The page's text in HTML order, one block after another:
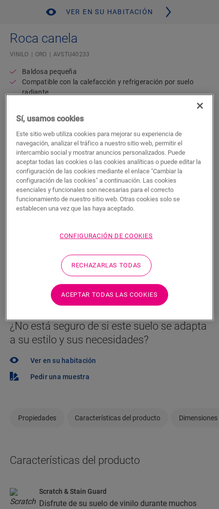
VER EN SU HABITACIÓN
Roca canela
VINILO ORO AVSTU40233
Baldosa pequeña
Compatible con la calefacción y refrigeración por suelo
radiante
Capa de subsuelo acoplada
Resistente al agua
47,02€/m²
P.V.P Recomendado ( IVA incluido)
Encuentre un tienda cerca
¿Quiere ver este suelo en la vida real? ¿Le queda
BUSCAR
¿No está seguro de si este suelo se adapta
a su estilo y sus necesidades?
Ver en su habitación
Pedir una muestra
Propiedades Características del producto Dimensiones
Características del producto
Scratch & Stain Guard
Disfrute de su suelo de vinilo durante muchos
Sí, usamos cookies
Este sitio web utiliza cookies para mejorar su experiencia de
navegación, analizar el tráfico a nuestro sitio web, permitir el
intercambio social y mostrar anuncios personalizados. Puede
aceptar todas las cookies o las cookies analíticas o puede editar la
configuración de las cookies mediante el enlace "Cambiar la
configuración de las cookies" a continuación. Las cookies
esenciales y funcionales son necesarias para el correcto
funcionamiento de nuestro sitio web. Otras cookies solo se
establecen una vez que las haya aceptado.
CONFIGURACIÓN DE COOKIES
RECHAZARLAS TODAS
ACEPTAR TODAS LAS COOKIES